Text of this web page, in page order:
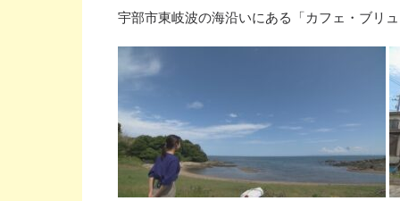
宇部市東岐波の海沿いにある「カフェ・ブリ